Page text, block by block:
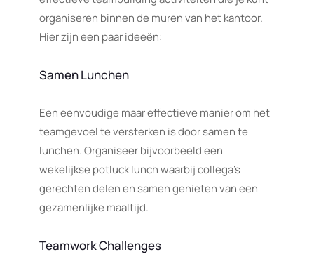
organiseren binnen de muren van het kantoor.
Hier zijn een paar ideeën:
Samen Lunchen
Een eenvoudige maar effectieve manier om het
teamgevoel te versterken is door samen te
lunchen. Organiseer bijvoorbeeld een
wekelijkse potluck lunch waarbij collega’s
gerechten delen en samen genieten van een
gezamenlijke maaltijd.
Teamwork Challenges